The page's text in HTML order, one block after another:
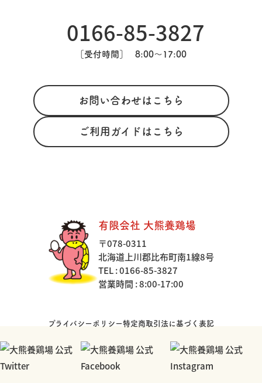
0166-85-3827
［受付時間］ 8:00〜17:00
お問い合わせはこちら
ご利用ガイドはこちら
有限会社 大熊養鶏場
〒078-0311
北海道上川郡比布町南1線8号
TEL : 0166-85-3827
営業時間 : 8:00-17:00
プライバシーポリシー特定商取引法に基づく表記